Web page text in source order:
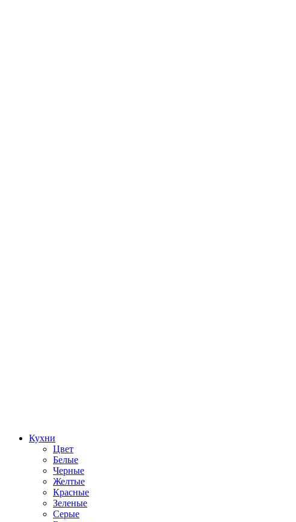
Кухни
Цвет
Белые
Черные
Желтые
Красные
Зеленые
Серые